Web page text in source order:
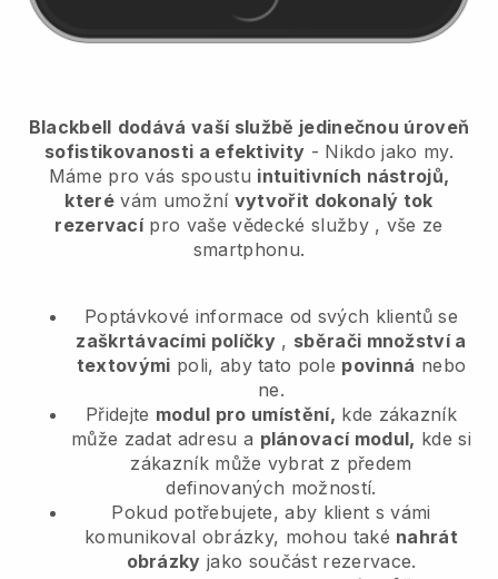
Blackbell dodává vaší službě jedinečnou úroveň
sofistikovanosti a efektivity - Nikdo jako my.
Máme pro vás spoustu intuitivních nástrojů,
které vám umožní vytvořit dokonalý tok
rezervací pro vaše vědecké služby, vše ze
smartphonu.
Poptávkové informace od svých klientů se
zaškrtávacími políčky , sběrači množství a
textovými poli, aby tato pole povinná nebo
ne.
Přidejte modul pro umístění, kde zákazník
může zadat adresu a plánovací modul, kde si
zákazník může vybrat z předem
definovaných možností.
Pokud potřebujete, aby klient s vámi
komunikoval obrázky, mohou také nahrát
obrázky jako součást rezervace.